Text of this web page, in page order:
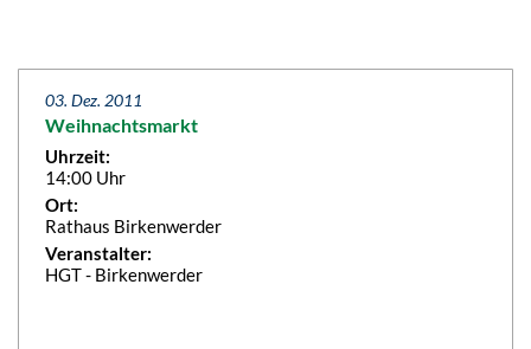
03. Dez. 2011
Weihnachtsmarkt
Uhrzeit:
14:00 Uhr
Ort:
Rathaus Birkenwerder
Veranstalter:
HGT - Birkenwerder